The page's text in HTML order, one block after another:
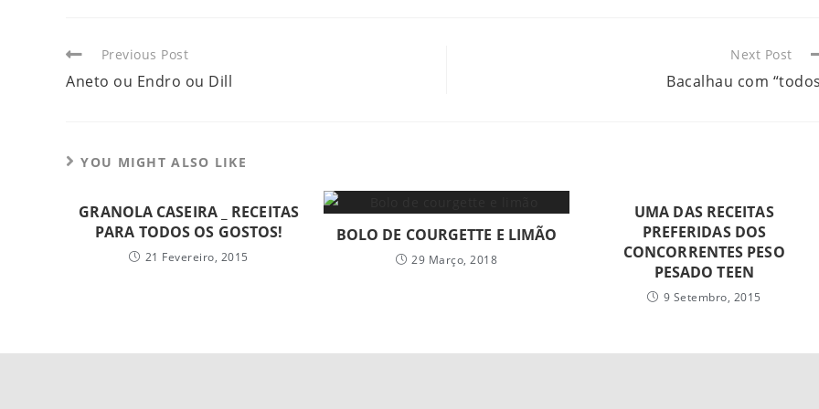
Previous Post
Aneto ou Endro ou Dill
Next Post
Bacalhau com
YOU MIGHT ALSO LIKE
GRANOLA CASEIRA _ RECEITAS
PARA TODOS OS GOSTOS!
21 Fevereiro, 2015
BOLO DE COURGETTE E LIMÃO
29 Março, 2018
UMA DAS RECEITAS
PREFERIDAS DOS
CONCORRENTES PESO
PESADO TEEN
9 Setembro, 2015